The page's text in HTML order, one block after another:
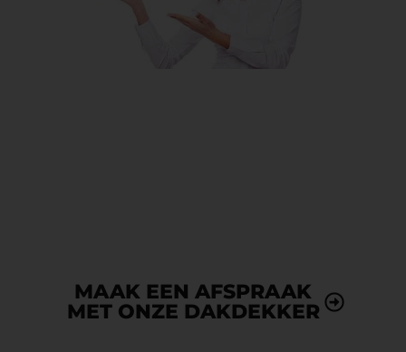
MAAK EEN AFSPRAAK
MET ONZE DAKDEKKER